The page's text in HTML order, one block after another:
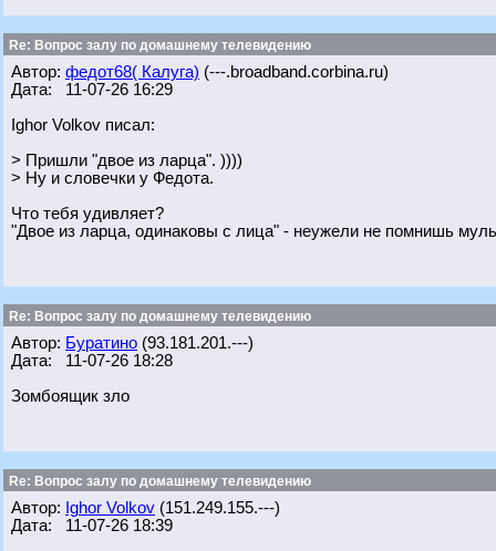
Re: Вопрос залу по домашнему телевидению
Автор: федот68( Калуга) (---.broadband.corbina.ru)
Дата: 11-07-26 16:29
Ighor Volkov писал:
> Пришли "двое из ларца". ))))
> Ну и словечки у Федота.
Что тебя удивляет?
"Двое из ларца, одинаковы с лица" - неужели не помнишь
Re: Вопрос залу по домашнему телевидению
Автор: Буратино (93.181.201.---)
Дата: 11-07-26 18:28
Зомбоящик зло
Re: Вопрос залу по домашнему телевидению
Автор: Ighor Volkov (151.249.155.---)
Дата: 11-07-26 18:39